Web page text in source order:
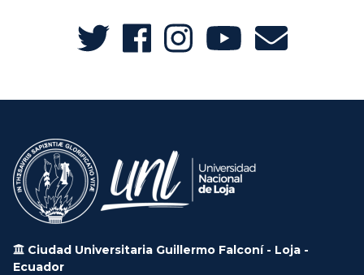
Ciudad Universitaria Guillermo Falconí - Loja -
Ecuador